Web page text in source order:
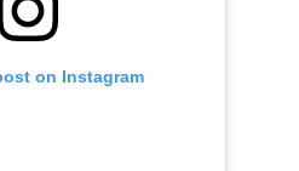
on Instagram